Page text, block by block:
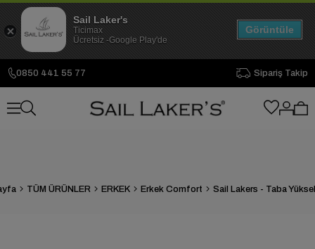
0850 441 55 77 Sipariş Takip
TÜM ÜRÜNLER ERKEK Erkek Comfort
Sail Laker's
Ticimax
Ücretsiz -Google Play'de
Görüntüle